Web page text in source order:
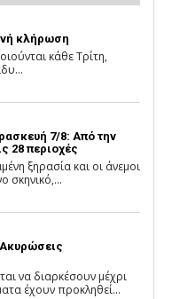
κλήρωση
κάθε Τρίτη,
7/8: Από την
28 περιοχές
ξηρασία και οι άνεμοι
σκηνικό,...
να διαρκέσουν μέχρι
έχουν προκληθεί...